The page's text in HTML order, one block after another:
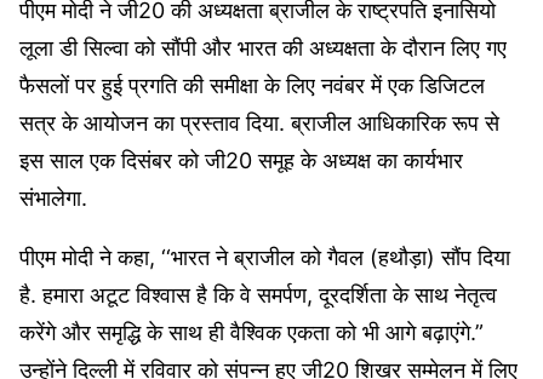
पीएम मोदी ने जी20 की अध्यक्षता ब्राजील के राष्ट्रपति इनासियो
लूला डी सिल्वा को सौंपी और भारत की अध्यक्षता के दौरान लिए गए
फैसलों पर हुई प्रगति की समीक्षा के लिए नवंबर में एक डिजिटल
सत्र के आयोजन का प्रस्ताव दिया. ब्राजील आधिकारिक रूप से
इस साल एक दिसंबर को जी20 समूह के अध्यक्ष का कार्यभार
संभालेगा.
पीएम मोदी ने कहा, ‘‘भारत ने ब्राजील को गैवल (हथौड़ा) सौंप दिया
है. हमारा अटूट विश्वास है कि वे समर्पण, दूरदर्शिता के साथ नेतृत्व
करेंगे और समृद्धि के साथ ही वैश्विक एकता को भी आगे बढ़ाएंगे.”
उन्होंने दिल्ली में रविवार को संपन्न हुए जी20 शिखर सम्मेलन में लिए